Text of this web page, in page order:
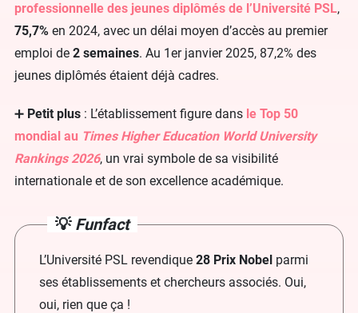
professionnelle des jeunes diplômés de l’Université PSL,
75,7% en 2024, avec un délai moyen d’accès au premier
emploi de 2 semaines. Au 1er janvier 2025, 87,2% des
jeunes diplômés étaient déjà cadres.
➕ Petit plus : L’établissement figure dans le Top 50
mondial au Times Higher Education World University
Rankings 2026, un vrai symbole de sa visibilité
internationale et de son excellence académique.
💡 Funfact
L’Université PSL revendique 28 Prix Nobel parmi
ses établissements et chercheurs associés. Oui,
oui, rien que ça !